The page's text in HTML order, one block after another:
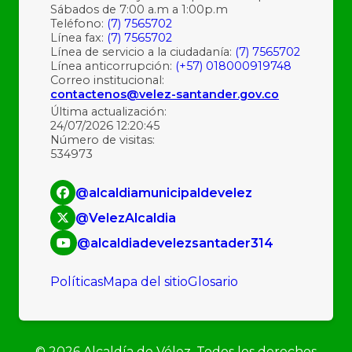
Sábados de 7:00 a.m a 1:00p.m
Teléfono: (7) 7565702
Línea fax: (7) 7565702
Línea de servicio a la ciudadanía: (7) 7565702
Línea anticorrupción: (+57) 018000919748
Correo institucional:
contactenos@velez-santander.gov.co
Última actualización:
24/07/2026 12:20:45
Número de visitas:
534973
@alcaldiamunicipaldevelez
@VelezAlcaldia
@alcaldiadevelezsantader314
PolíticasMapa del sitioGlosario